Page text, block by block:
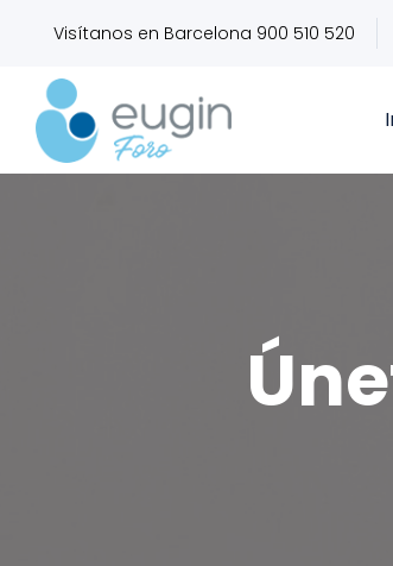
Visítanos en Barcelona 900 510 520